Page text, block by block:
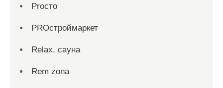
Proсто
PROстроймаркет
Relax, сауна
Rem zona